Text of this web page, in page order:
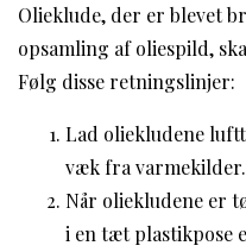
Olieklude, der er blevet
opsamling af oliespild,
Følg disse retningslinjer:
Lad oliekludene
væk fra varmekilder.
Når oliekludene er
i en tæt plastikpose